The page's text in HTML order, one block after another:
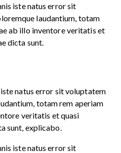
iste natus error sit
laudantium, totam
ab illo inventore veritatis et
dicta sunt.
natus error sit voluptatem
totam rem aperiam
veritatis et quasi
sunt, explicabo.
iste natus error sit